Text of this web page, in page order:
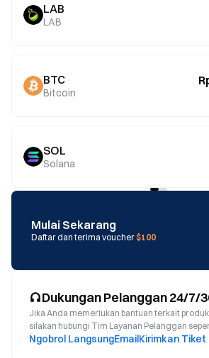
LAB
LAB
BTC
Bitcoin
SOL
Solana
Mulai Sekarang
Daftar dan terima voucher $100
Dukungan Pelanggan 24/7/
Jika Anda memerlukan bantuan terkait
silakan hubungi Tim Layanan Pelanggan
Ngobrol LangsungEmailKirimkan Tiket